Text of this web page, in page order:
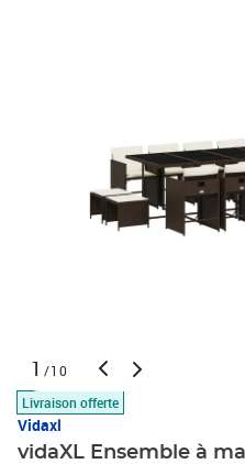
1 /10
Livraison offerte
Vidaxl
vidaXL Ensemble à